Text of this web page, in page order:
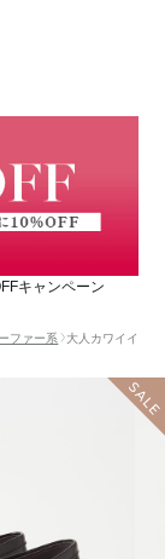
キャンペーン
ファー系
大人カワイイ